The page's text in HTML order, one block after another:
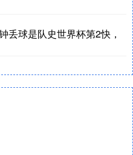
丢球是队史世界杯第2快，